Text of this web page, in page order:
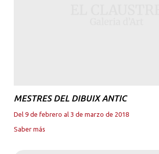
MESTRES DEL DIBUIX ANTIC
Del 9 de febrero al 3 de marzo de 2018
Saber más